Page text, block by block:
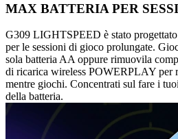
MAX BATTERIA PER
G309 LIGHTSPEED è stato
per le sessioni di gioco prolungate.
sola batteria AA oppure rimuovila
di ricarica wireless POWERPLAY per
mentre giochi. Concentrati sul fare i
della batteria.